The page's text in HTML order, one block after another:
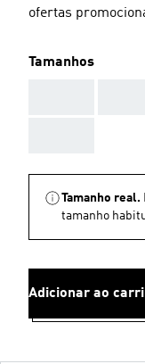
ofertas
Tamanhos
Tamanho real.
tamanho
Adicionar ao